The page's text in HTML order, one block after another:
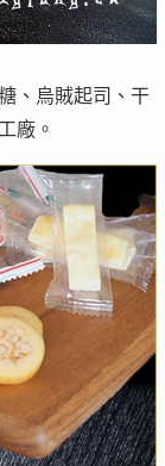
、烏賊起司、干
廠。